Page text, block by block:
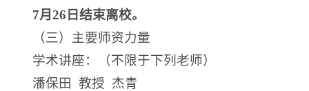
7月26日结束离校。
（三）主要师资力量
学术讲座：（不限于下列老师）
潘保田 教授 杰青